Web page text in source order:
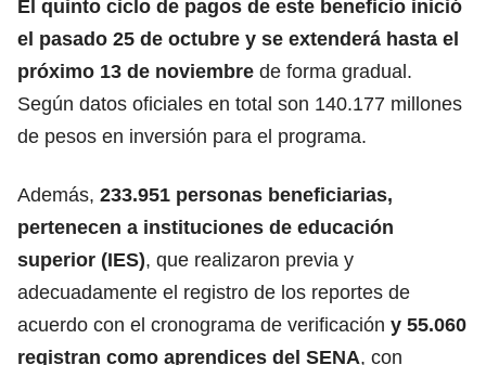
El quinto ciclo de pagos de este beneficio inició
el pasado 25 de octubre y se extenderá hasta el
próximo 13 de noviembre de forma gradual.
Según datos oficiales en total son 140.177 millones
de pesos en inversión para el programa.
Además, 233.951 personas beneficiarias,
pertenecen a instituciones de educación
superior (IES), que realizaron previa y
adecuadamente el registro de los reportes de
acuerdo con el cronograma de verificación y 55.060
registran como aprendices del SENA, con